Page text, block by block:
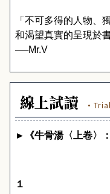
「不可多得的人物、
和渴望真實的呈現於
──Mr.V
線上試讀
► 《牛骨湯〈上卷〉
１